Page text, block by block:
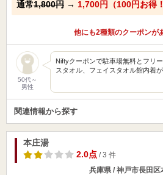
通常1,800円 → 1,700円（100円お得！
他にも2種類のクーポンが
50代～
男性
Niftyクーポンで駐車場無料とフリ
スタオル、フェイスタオル館内着
関連情報から探す
本庄湯
2.0点/ 3 件
兵庫県 / 神戸市長田区